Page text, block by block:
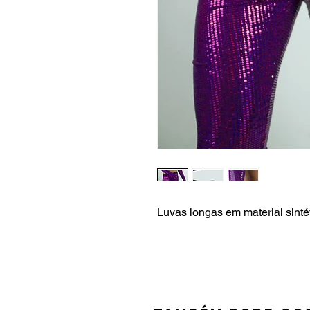
Luvas longas em material